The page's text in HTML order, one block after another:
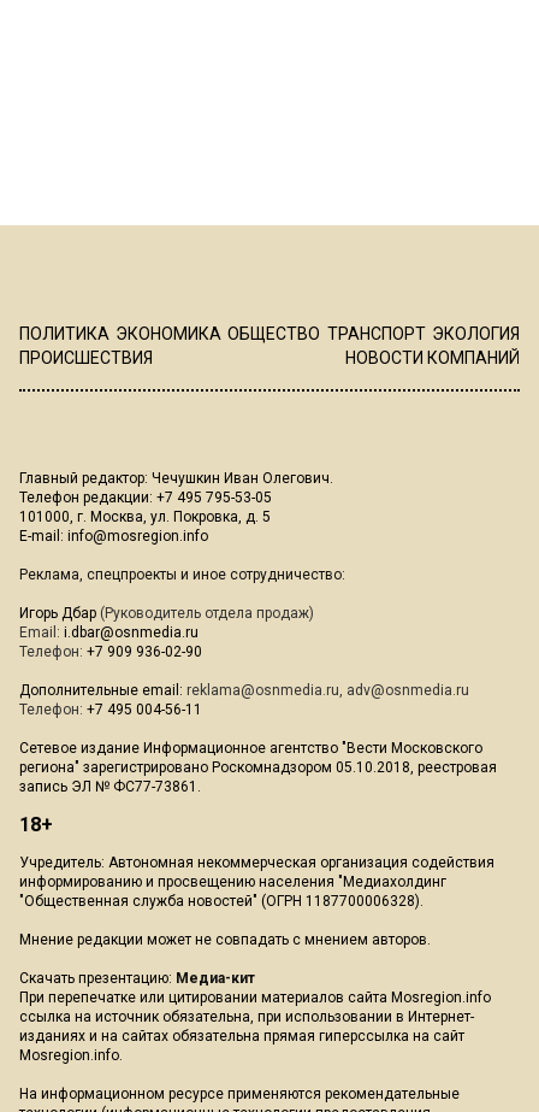
ПОЛИТИКА ЭКОНОМИКА ОБЩЕСТВО ТРАНСПОРТ ЭКОЛОГИЯ
ПРОИСШЕСТВИЯ
НОВОСТИ КОМПАНИЙ
Главный редактор: Чечушкин Иван Олегович.
Телефон редакции: +7 495 795-53-05
101000, г. Москва, ул. Покровка, д. 5
E-mail: info@mosregion.info
Реклама, спецпроекты и иное сотрудничество:
Игорь Дбар (Руководитель отдела продаж)
Email: i.dbar@osnmedia.ru
Телефон: +7 909 936-02-90
Дополнительные email: reklama@osnmedia.ru, adv@osnmedia.ru
Телефон: +7 495 004-56-11
Сетевое издание Информационное агентство "Вести Московского
региона" зарегистрировано Роскомнадзором 05.10.2018, реестровая
запись ЭЛ № ФС77-73861.
18+
Учредитель: Автономная некоммерческая организация содействия
информированию и просвещению населения "Медиахолдинг
"Общественная служба новостей" (ОГРН 1187700006328).
Мнение редакции может не совпадать с мнением авторов.
Скачать презентацию: Медиа-кит
При перепечатке или цитировании материалов сайта Mosregion.info
ссылка на источник обязательна, при использовании в Интернет-
изданиях и на сайтах обязательна прямая гиперссылка на сайт
Mosregion.info.
На информационном ресурсе применяются рекомендательные